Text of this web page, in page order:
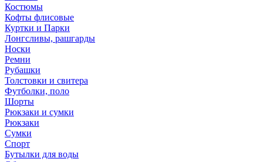
Костюмы
Кофты флисовые
Куртки и Парки
Лонгсливы, рашгарды
Носки
Ремни
Рубашки
Толстовки и свитера
Футболки, поло
Шорты
Рюкзаки и сумки
Рюкзаки
Сумки
Спорт
Бутылки для воды